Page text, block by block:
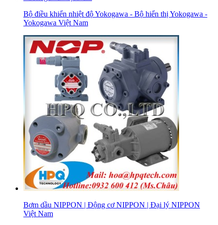
Bộ điều khiển nhiệt độ Yokogawa - Bộ hiển thị Yokogawa -
Yokogawa Việt Nam
Bơm dầu NIPPON | Động cơ NIPPON | Đại lý NIPPON
Việt Nam